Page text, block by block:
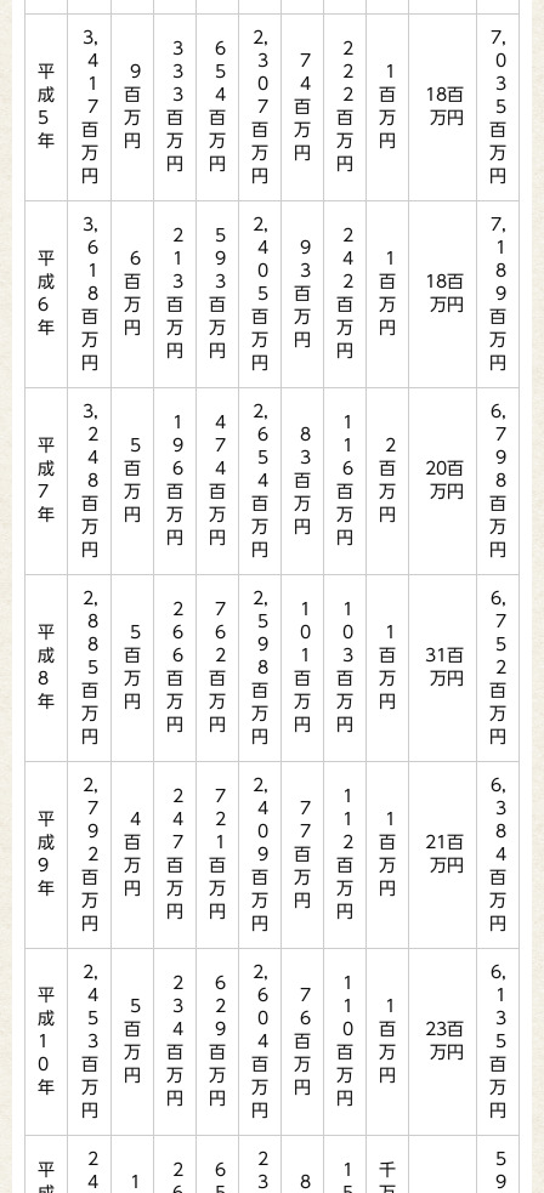
平
成
5
年
3,
4
1
7
百
万
円
9
百
万
円
3
3
3
百
万
円
6
5
4
百
万
円
2,
3
0
7
百
万
円
7
4
百
万
円
2
2
2
百
万
円
1
百
万
円
18百
万円
7,
0
3
5
百
万
円
平
成
6
年
3,
6
1
8
百
万
円
6
百
万
円
2
1
3
百
万
円
5
9
3
百
万
円
2,
4
0
5
百
万
円
9
3
百
万
円
2
4
2
百
万
円
1
百
万
円
18百
万円
7,
1
8
9
百
万
円
平
成
7
年
3,
2
4
8
百
万
円
5
百
万
円
1
9
6
百
万
円
4
7
4
百
万
円
2,
6
5
4
百
万
円
8
3
百
万
円
1
1
6
百
万
円
2
百
万
円
20百
万円
6,
7
9
8
百
万
円
平
成
8
年
2,
8
8
5
百
万
円
5
百
万
円
2
6
6
百
万
円
7
6
2
百
万
円
2,
5
9
8
百
万
円
1
0
1
百
万
円
1
0
3
百
万
円
1
百
万
円
31百
万円
6,
7
5
2
百
万
円
平
成
9
年
2,
7
9
2
百
万
円
4
百
万
円
2
4
7
百
万
円
7
2
1
百
万
円
2,
4
0
9
百
万
円
7
7
百
万
円
1
1
2
百
万
円
1
百
万
円
21百
万円
6,
3
8
4
百
万
円
平
成
1
0
年
2,
4
5
3
百
万
円
5
百
万
円
2
3
4
百
万
円
6
2
9
百
万
円
2,
6
0
4
百
万
円
7
6
百
万
円
1
1
0
百
万
円
1
百
万
円
23百
万円
6,
1
3
5
百
万
円
平
2
4
1
2
6
2
3
8
1
千
5
9